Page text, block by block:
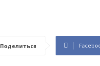
Поделиться